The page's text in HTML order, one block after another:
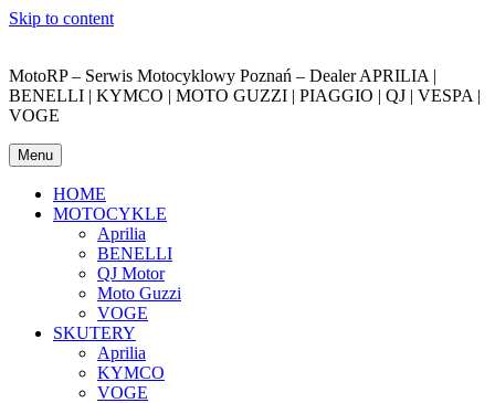
Skip to content
MotoRP – Serwis Motocyklowy Poznań – Dealer APRILIA |
BENELLI | KYMCO | MOTO GUZZI | PIAGGIO | QJ | VESPA |
VOGE
Menu
HOME
MOTOCYKLE
Aprilia
BENELLI
QJ Motor
Moto Guzzi
VOGE
SKUTERY
Aprilia
KYMCO
VOGE